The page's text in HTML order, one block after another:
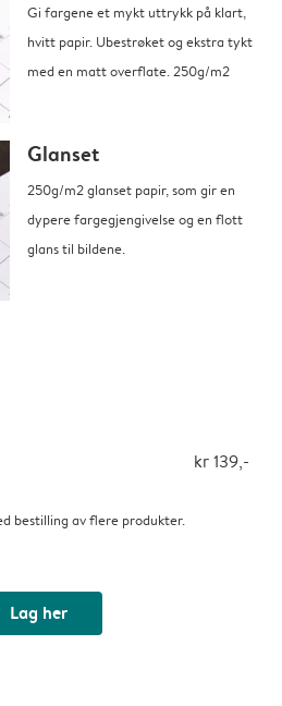
Gi fargene et mykt uttrykk på klart,
hvitt papir. Ubestrøket og ekstra tykt
med en matt overflate. 250g/m2
Glanset
250g/m2 glanset papir, som gir en
dypere fargegjengivelse og en flott
glans til bildene.
kr 139,-
bestilling av flere produkter.
Lag her